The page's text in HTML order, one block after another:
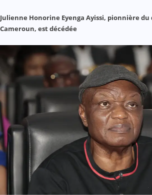
Julienne Honorine Eyenga Ayissi, pionnière du
Cameroun, est décédée